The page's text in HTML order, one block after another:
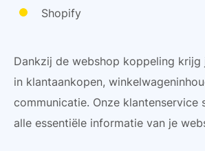
Shopify
Dankzij de webshop koppeling
in klantaankopen,
communicatie. Onze klantenservice
alle essentiële informatie van je